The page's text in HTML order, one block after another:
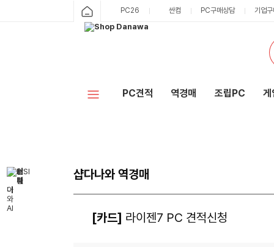
PC26 싼컴 PC구매상담 기업
PC견적 역경매 조립PC 게
샵다나와 역경매
[카드] 라이젠7 PC 견적신청